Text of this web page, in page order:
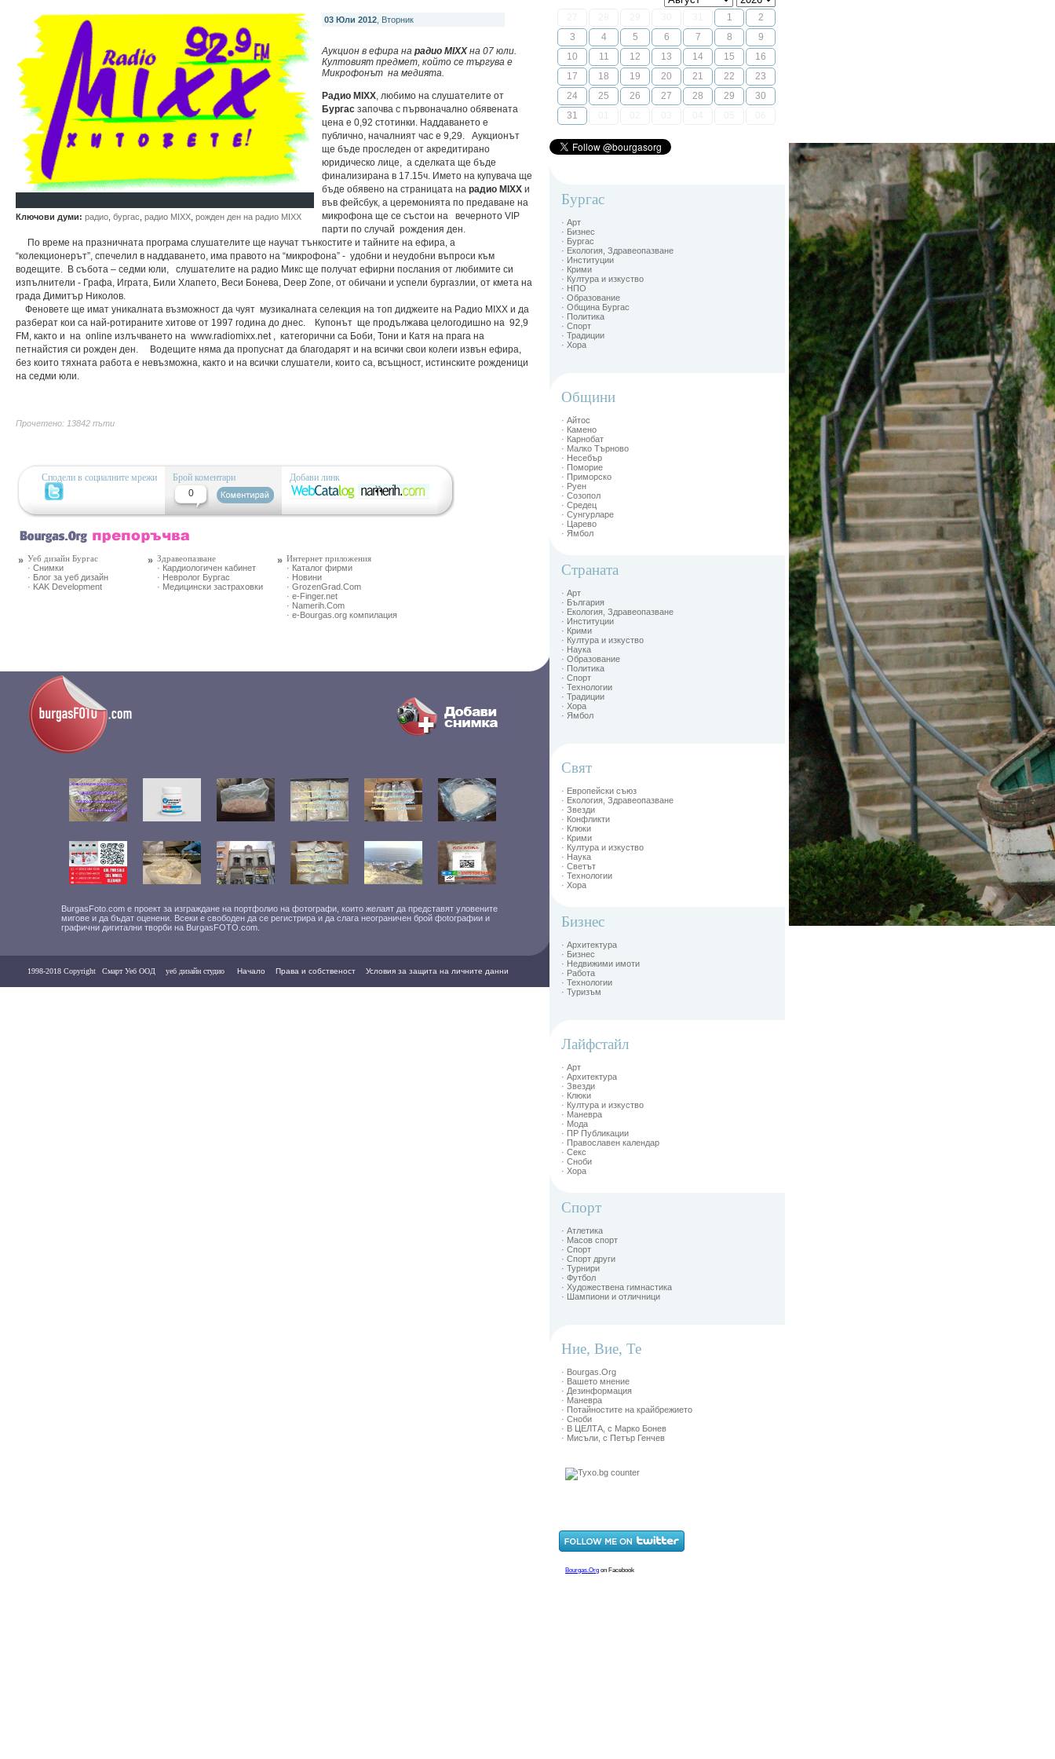
Ключови думи: радио бургас радио MIXX рожден ден на радио MIXX
03 Юли 2012 , Вторник
Аукцион в ефира на радио MIXXна 07 юли.
Култовият предмет, който се търгува е
Микрофонът на медията.
Радио MIXX, любимо на слушателите от
Бургас започва с първоначално обявената
цена е 0,92 стотинки. Наддаването е
публично, началният час е 9,29. Аукционът
ще бъде проследен от акредитирано
юридическо лице, а сделката ще бъде
финализирана в 17.15ч. Името на купувача ще
бъде обявено на страницата на радио MIXX и
във фейсбук, а церемонията по предаване на
микрофона ще се състои на вечерното VIP
парти по случай рождения ден.
По време на празничната програма слушателите ще научат тънкостите и тайните на ефира, а
“колекционерът”, спечелил в наддаването, има правото на “микрофона” - удобни и неудобни въпроси към
водещите. В събота – седми юли, слушателите на радио Микс ще получат ефирни послания от любимите си
изпълнители - Графа, Играта, Били Хлапето, Веси Бонева, Deep Zone, от обичани и успели бургазлии, от кмета на
града Димитър Николов.
Феновете ще имат уникалната възможност да чуят музикалната селекция на топ диджеите на Радио MIXX и да
разберат кои са най-ротираните хитове от 1997 година до днес. Купонът ще продължава целогодишно на 92,9
FM, както и на online излъчването на www.radiomixx.net , категорични са Боби, Тони и Катя на прага на
петнайстия си рожден ден. Водещите няма да пропуснат да благодарят и на всички свои колеги извън ефира,
без които тяхната работа е невъзможна, както и на всички слушатели, които са, всъщност, истинските рожденици
на седми юли.
Прочетено: 13842 пъти
Сподели в социалните мрежи
Брой коментари
0
Добави линк
Уеб дизайн Бургас
· Снимки
· Блог за уеб дизайн
· KAK Development
Здравеопазване
· Кардиологичен кабинет
· Невролог Бургас
· Медицински застраховки
Интернет приложения
· Каталог фирми
· Новини
· GrozenGrad.Com
· e-Finger.net
· Namerih.Com
· e-Bourgas.org компилация
BurgasFoto.com е проект за изграждане на портфолио на фотографи, които желаят да представят уловените
мигове и да бъдат оценени. Всеки е свободен да се регистрира и да слага неограничен брой фоtографии и
графични дигитални творби на BurgasFOTO.com.
1998-2018 Copyright Смарт Уеб ООД уеб дизайн студио Начало Права и собственост Условия за защита на личните данни
1
2
3
4 5 6 7 8
9
10
11 12 13 14 15
16
17
18 19 20 21 22
23
24
25 26 27 28 29
30
31
Бургас
· Арт
· Бизнес
· Бургас
· Екология, Здравеопазване
· Институции
· Крими
· Култура и изкуство
· НПО
· Образование
· Община Бургас
· Политика
· Спорт
· Традиции
· Хора
Общини
· Айтос
· Камено
· Карнобат
· Малко Търново
· Несебър
· Поморие
· Приморско
· Руен
· Созопол
· Средец
· Сунгурларе
· Царево
· Ямбол
Страната
· Арт
· България
· Екология, Здравеопазване
· Институции
· Крими
· Култура и изкуство
· Наука
· Образование
· Политика
· Спорт
· Технологии
· Традиции
· Хора
· Ямбол
Свят
· Европейски съюз
· Екология, Здравеопазване
· Звезди
· Конфликти
· Клюки
· Крими
· Култура и изкуство
· Наука
· Светът
· Технологии
· Хора
Бизнес
· Архитектура
· Бизнес
· Недвижими имоти
· Работа
· Технологии
· Туризъм
Лайфстайл
· Арт
· Архитектура
· Звезди
· Клюки
· Култура и изкуство
· Маневра
· Мода
· ПР Публикации
· Православен календар
· Секс
· Сноби
· Хора
Спорт
· Атлетика
· Масов спорт
· Спорт
· Спорт други
· Турнири
· Футбол
· Художествена гимнастика
· Шампиони и отличници
Ние, Вие, Те
· Bourgas.Org
· Вашето мнение
· Дезинформация
· Маневра
· Потайностите на крайбрежието
· Сноби
· В ЦЕЛТА, с Марко Бонев
· Мисъли, с Петър Генчев